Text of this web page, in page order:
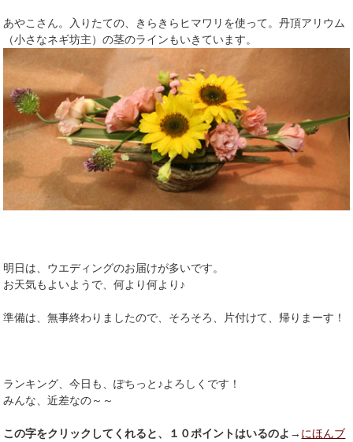
あやこさん。入りたての、きらきらヒマワリを使って。丹頂アリウム
（小さなネギ坊主）の茎のラインもいきています。
明日は、ウエディングのお届けが多いです。
お天気もよいようで、何より何より♪
準備は、無事終わりましたので、そろそろ、片付けて、帰りまーす！
ランキング、今日も、ぽちっと♪よろしくです！
みんな、近差なの～～
この字をクリックしてくれると、１０ポイントはいるのよ → にほんブ